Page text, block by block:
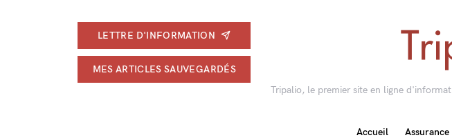
LETTRE D'INFORMATION
MES ARTICLES SAUVEGARDÉS
Tripalio, le premier site en ligne
Accueil Assurance